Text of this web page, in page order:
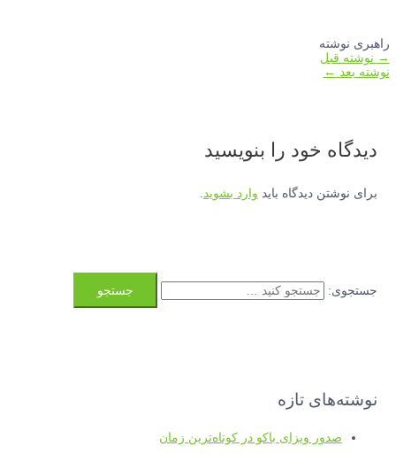
راهبری نوشته
→ نوشته قبل
نوشته بعد ←
دیدگاه‌ خود را بنویسید
برای نوشتن دیدگاه باید وارد بشوید
جستجوی:
نوشته‌های تازه
صدور ویزای باکو در کوتاه‌ترین زمان